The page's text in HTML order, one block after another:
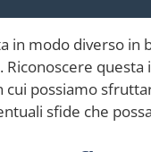
in modo diverso in
questa
possiamo
sfide che